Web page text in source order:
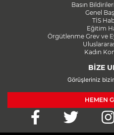
Basın
Genel
TİS
Eğitim
Örgütlenme Grev ve
Kadın
BİZE
Görüşleriniz
HEMEN